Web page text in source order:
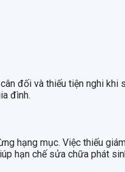
đối và thiếu tiện nghi
đình.
hạng mục. Việc thiếu
hạn chế sửa chữa phát